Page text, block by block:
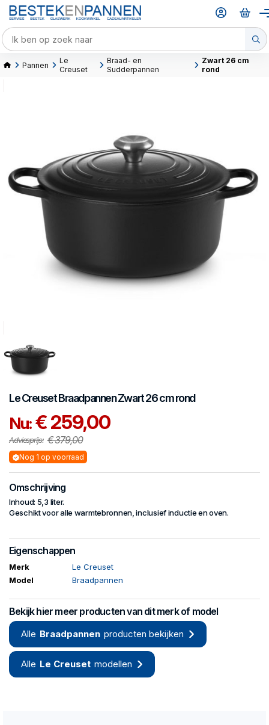
Pannen
Le
Creuset
Braad- en
Sudderpannen
Zwart 26 cm
rond
Le CreusetBraadpannenZwart 26 cm rond
Nu:€ 259,00
Adviesprijs: € 379,00
Nog 1 op voorraad
Omschrijving
Inhoud: 5,3 liter.
Geschikt voor alle warmtebronnen, inclusief inductie en oven.
Eigenschappen
Merk
Le Creuset
Model
Braadpannen
Bekijk hier meer producten van dit merk of model
Alle Braadpannen producten bekijken
Alle Le Creuset modellen